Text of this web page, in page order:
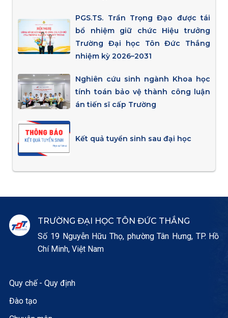
PGS.TS. Trần Trọng Đạo được tái
bổ nhiệm giữ chức Hiệu trưởng
Trường Đại học Tôn Đức Thắng
nhiệm kỳ 2026–2031
Nghiên cứu sinh ngành Khoa học
tính toán bảo vệ thành công luận
án tiến sĩ cấp Trường
Kết quả tuyển sinh sau đại học
TRƯỜNG ĐẠI HỌC TÔN ĐỨC THẮNG
Số 19 Nguyễn Hữu Thọ, phường Tân Hưng, TP. Hồ
Chí Minh, Việt Nam
Quy chế - Quy định
Đào tạo